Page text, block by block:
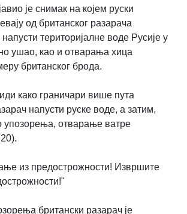
је снимак на којем руски
од британског разарача
територијалне воде Русије у
ушао, као и отварања хица
британског брода.
како граничари више пута
напусти руске воде, а затим,
упозорења, отварање ватре
из предострожности! Извршите
британски разарач је